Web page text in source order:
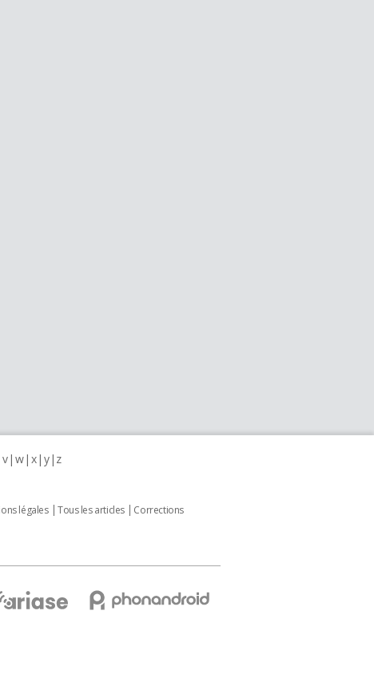
v w x y z
légales Tous les articles
Corrections